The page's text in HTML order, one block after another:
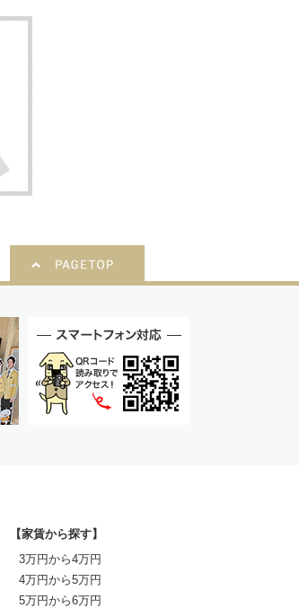
【家賃から探す】
3万円から4万円
4万円から5万円
5万円から6万円